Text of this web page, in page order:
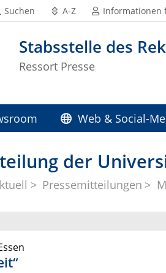
Stabsstelle des
Ressort Presse
Suchen A-Z Informationen
Web & Social-
der
Pressemitteilungen